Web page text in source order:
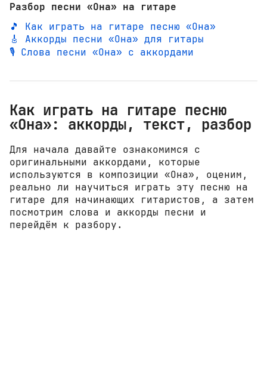
Разбор песни «Она» на гитаре
🎵 Как играть на гитаре песню «Она»
🎸 Аккорды песни «Она» для гитары
🎙️ Слова песни «Она» с аккордами
Как играть на гитаре песню
«Она»: аккорды, текст, разбор
Для начала давайте ознакомимся с
оригинальными аккордами, которые
используются в композиции «Она», оценим,
реально ли научиться играть эту песню на
гитаре для начинающих гитаристов, а затем
посмотрим слова и аккорды песни и
перейдём к разбору.